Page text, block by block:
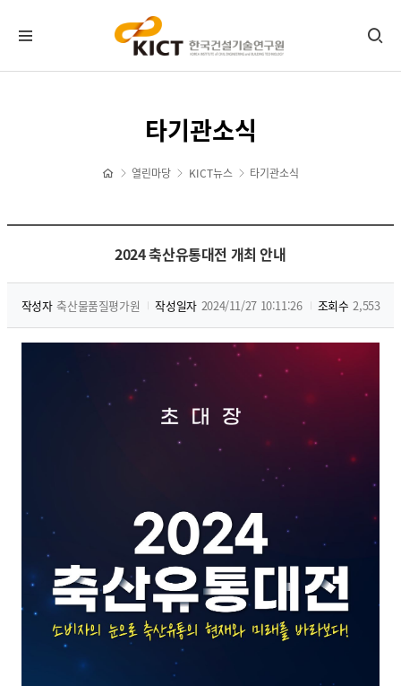
포토뉴스
홍보센터
기관홍보물
정기간행물
뉴스레터 신청/해지
열린 KICT
클린 KICT
연구부정행위 신고센터
화재안전 불법건축자재신고
작업중지 요청제
타기관소식
열린마당 KICT뉴스 타기관소식
2024 축산유통대전 개최 안내
작성자 축산물품질평가원 작성일자 2024/11/27 10:11:26 조회수 2,553